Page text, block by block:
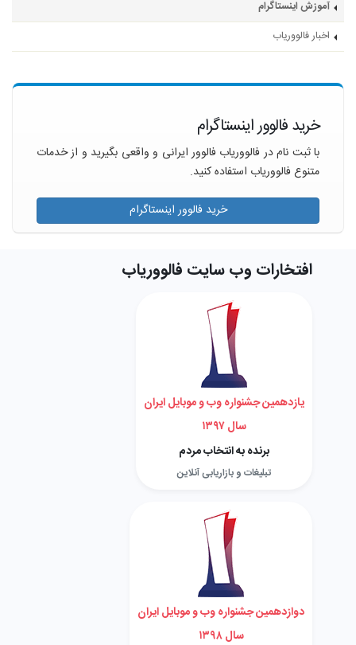
آموزش اینستاگرام
اخبار فالووریاب
خرید فالوور اینستاگرام
با ثبت نام در فالووریاب فالوور ایرانی و واقعی بگیرید و از خدمات
متنوع فالووریاب استفاده کنید.
خرید فالوور اینستاگرام
افتخارات وب سایت فالووریاب
یازدهمین جشنواره وب و موبایل ایران
سال ۱۳۹۷
برنده به انتخاب مردم
تبلیغات و بازاریابی آنلاین
دوازدهمین جشنواره وب و موبایل ایران
سال ۱۳۹۸